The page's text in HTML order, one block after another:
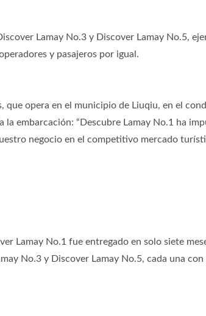
Lamay No.3 y Discover Lamay No.5,
y pasajeros por igual.
que opera en el municipio de Liuqiu, en el
embarcación: “Descubre Lamay No.1 ha
negocio en el competitivo mercado
Lamay No.1 fue entregado en solo siete
No.3 y Discover Lamay No.5, cada una con
Mar De